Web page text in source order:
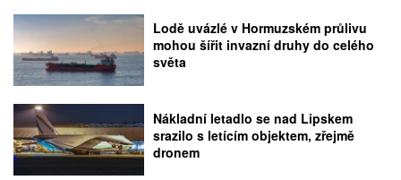
Lodě uvázlé v Hormuzském průlivu
mohou šířit invazní druhy do celého
světa
Nákladní letadlo se nad Lipskem
srazilo s letícím objektem, zřejmě
dronem